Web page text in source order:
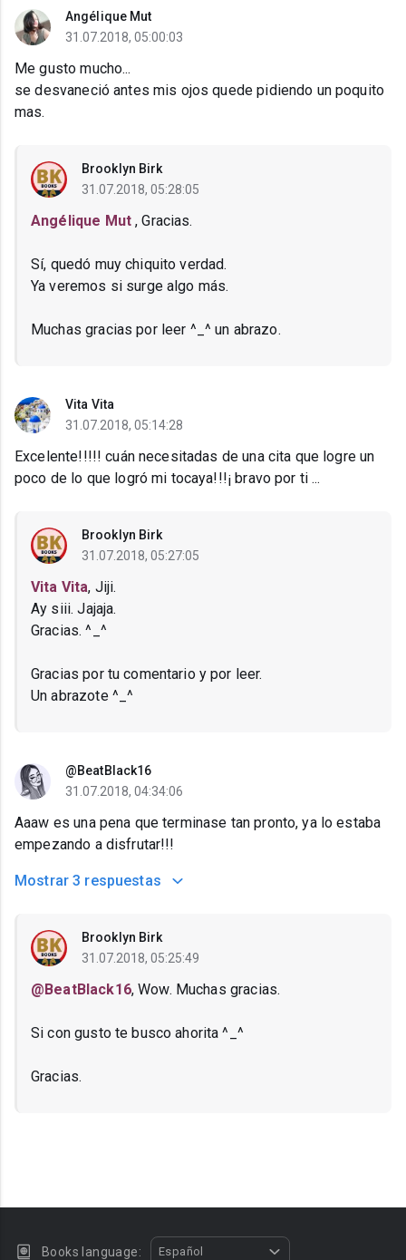
Angélique Mut
31.07.2018, 05:00:03
Me gusto mucho...
se desvaneció antes mis ojos quede pidiendo un poquito
mas.
Brooklyn Birk
31.07.2018, 05:28:05
Angélique Mut, Gracias.
Sí, quedó muy chiquito verdad.
Ya veremos si surge algo más.
Muchas gracias por leer ^_^ un abrazo.
Vita Vita
31.07.2018, 05:14:28
Excelente!!!!! cuán necesitadas de una cita que logre un
poco de lo que logró mi tocaya!!!¡ bravo por ti ...
Brooklyn Birk
31.07.2018, 05:27:05
Vita Vita, Jiji.
Ay siii. Jajaja.
Gracias. ^_^
Gracias por tu comentario y por leer.
Un abrazote ^_^
@BeatBlack16
31.07.2018, 04:34:06
Aaaw es una pena que terminase tan pronto, ya lo estaba
empezando a disfrutar!!!
Mostrar 3 respuestas
Brooklyn Birk
31.07.2018, 05:25:49
@BeatBlack16, Wow. Muchas gracias.
Si con gusto te busco ahorita ^_^
Gracias.
Books language: Español